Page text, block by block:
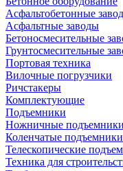
Асфальтобетонные
Асфальтные заводы
Бетоносмесительные
Грунтосмесительные
Портовая техника
Вилочные погрузчики
Ричстакеры
Комплектующие
Подъемники
Ножничные подъемники
Коленчатые подъемники
Телескопические
Техника для